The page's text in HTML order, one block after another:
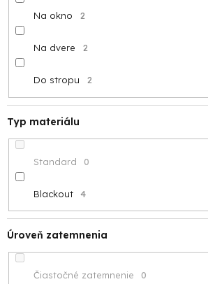
Na okno 2
Na dvere 2
Do stropu 2
Typ materiálu
Standard 0
Blackout 4
Úroveň zatemnenia
Čiastočné zatemnenie 0